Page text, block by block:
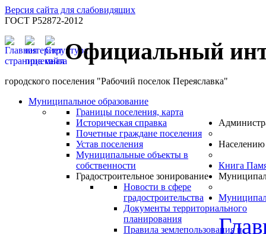
Версия сайта для слабовидящих
ГОСТ Р52872-2012
Официальный
городского поселения "Рабочий поселок Переяславка"
Муниципальное образование
Границы поселения, карта
Историческая справка
Почетные граждане поселения
Устав поселения
Муниципальные объекты в
собственности
Градостроительное зонирование
Новости в сфере
градостроительства
Документы территориального
планирования
Правила землепользования и
Населению
Книга